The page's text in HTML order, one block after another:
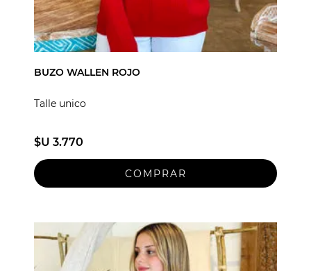
BUZO WALLEN ROJO
Talle unico
$U 3.770